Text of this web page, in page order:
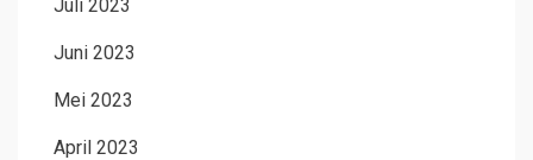
Juli 2023
Juni 2023
Mei 2023
April 2023